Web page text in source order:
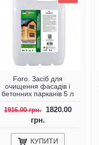
Foro. Засіб для
очищення фасадів і
бетонних парканів 5 л
1916.00 грн.
1820.00
грн.
КУПИТИ